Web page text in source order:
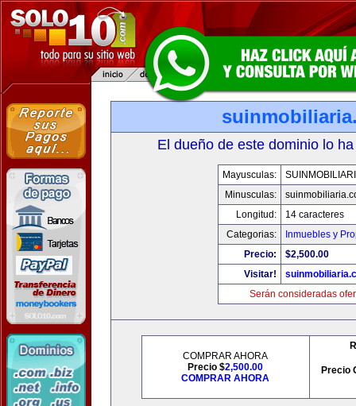
El dueño de este dominio lo
Mayusculas:
Minusculas:
Longitud:
14 caracteres
Categorias:
Inmuebles y
Precio:
$2,500.00
Visitar!
Serán consideradas
COMPRAR AHORA
Precio $2,500.00
COMPRAR AHORA
Precio